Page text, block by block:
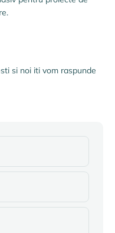
si noi iti vom raspunde